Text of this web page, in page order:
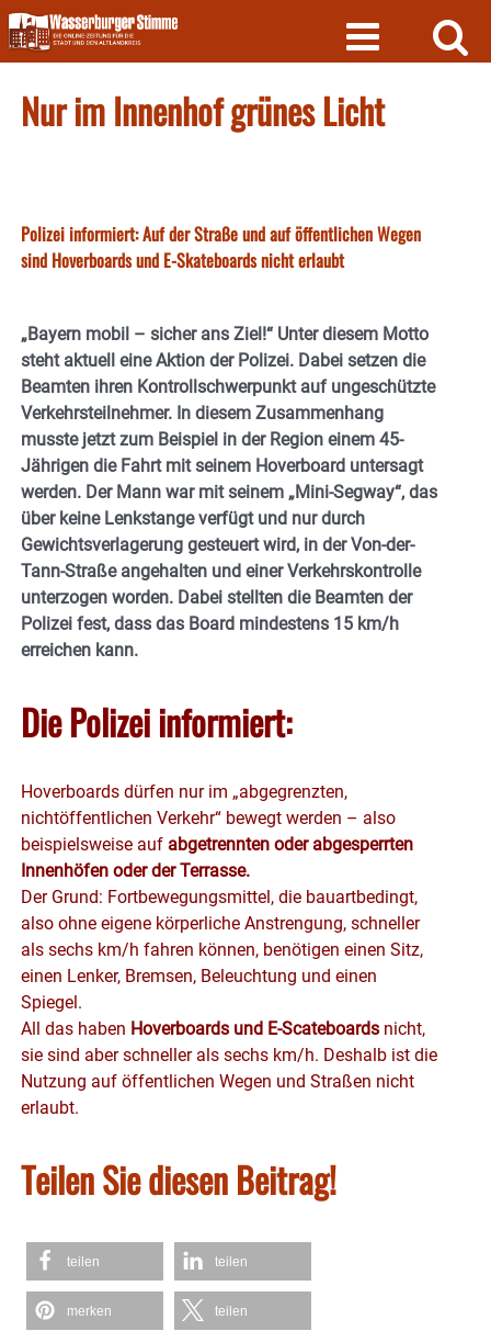
Skip
to
content
Nur im Innenhof grünes Licht
Polizei informiert: Auf der Straße und auf öffentlichen Wegen
sind Hoverboards und E-Skateboards nicht erlaubt
„Bayern mobil – sicher ans Ziel!“ Unter diesem Motto
steht aktuell eine Aktion der Polizei. Dabei setzen die
Beamten ihren Kontrollschwerpunkt auf ungeschützte
Verkehrsteilnehmer. In diesem Zusammenhang
musste jetzt zum Beispiel in der Region einem 45-
Jährigen die Fahrt mit seinem Hoverboard untersagt
werden. Der Mann war mit seinem „Mini-Segway“, das
über keine Lenkstange verfügt und nur durch
Gewichtsverlagerung gesteuert wird, in der Von-der-
Tann-Straße angehalten und einer Verkehrskontrolle
unterzogen worden. Dabei stellten die Beamten der
Polizei fest, dass das Board mindestens 15 km/h
erreichen kann.
Die Polizei informiert:
Hoverboards dürfen nur im „abgegrenzten,
nichtöffentlichen Verkehr“ bewegt werden – also
beispielsweise auf abgetrennten oder abgesperrten
Innenhöfen oder der Terrasse.
Der Grund: Fortbewegungsmittel, die bauartbedingt,
also ohne eigene körperliche Anstrengung, schneller
als sechs km/h fahren können, benötigen einen Sitz,
einen Lenker, Bremsen, Beleuchtung und einen
Spiegel.
All das haben Hoverboards und E-Scateboards nicht,
sie sind aber schneller als sechs km/h. Deshalb ist die
Nutzung auf öffentlichen Wegen und Straßen nicht
erlaubt.
Teilen Sie diesen Beitrag!
teilen teilen
merken teilen